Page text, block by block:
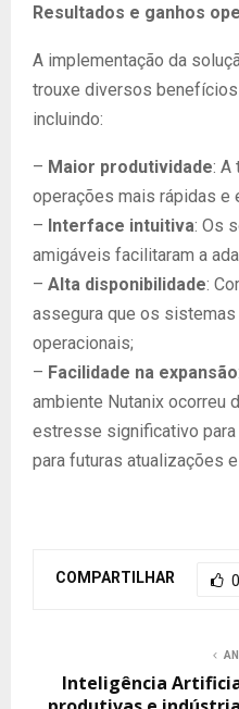
Resultados e ganhos
A implementação da
trouxe diversos benefícios
incluindo:
– Maior produtividade: A
operações mais rápidas e
– Interface intuitiva: Os
amigáveis facilitaram a
– Alta disponibilidade:
assegura que os
operacionais;
– Facilidade na expansão
ambiente Nutanix ocorreu
estresse significativo para
para futuras atualizações
COMPARTILHAR 0
Inteligência